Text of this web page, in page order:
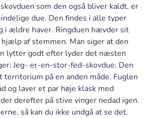
som den også bliver kaldt, er
due. Den findes i alle typer
i ældre haver. Ringduen hævder sit
af stemmen. Man siger at den
lytter godt efter lyder det næsten
Jeg- er-en-stor-fed-skovdue. Den
territorium på en anden måde. Fuglen
og laver et par høje klask med
derefter på stive vinger nedad igen.
så kan du ikke undgå at se det.